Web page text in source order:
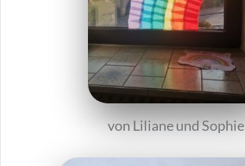
von Liliane und Sophie